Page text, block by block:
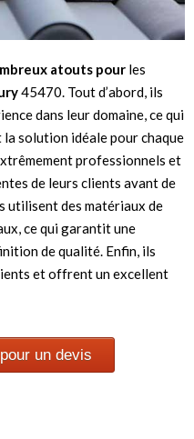
atouts pour les
45470. Tout d’abord, ils
dans leur domaine, ce qui
solution idéale pour chaque
professionnels et
de leurs clients avant de
utilisent des matériaux de
ce qui garantit une
de qualité. Enfin, ils
et offrent un excellent
un devis